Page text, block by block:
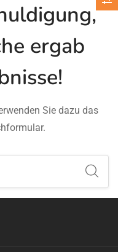
ergab
Sie dazu das